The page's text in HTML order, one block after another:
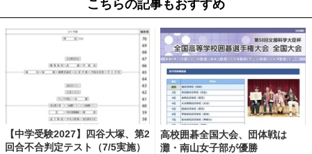
こちらの記事もおすすめ
【中学受験2027】四谷大塚、第2
回合不合判定テスト（7/5実施）
高校囲碁全国大会、団体戦は
灘・南山女子部が優勝